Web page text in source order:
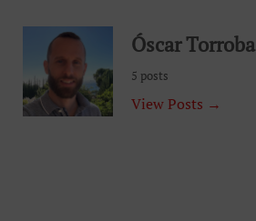
Óscar Torroba
5 posts
View Posts →